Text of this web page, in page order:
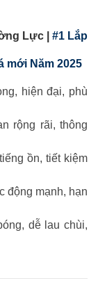
Lực | #1 Lắp
mới Năm 2025
hiện đại, phù
rộng rãi, thông
ồn, tiết kiệm
động mạnh, hạn
dễ lau chùi,